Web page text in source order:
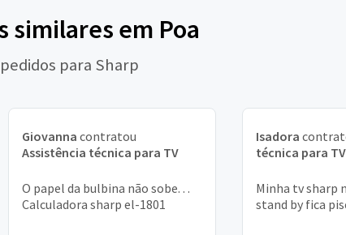
similares em Poa
para Sharp
Giovanna contratou
Assistência técnica para TV
O papel da bulbina não sobe. . .
Calculadora sharp el-1801
Isadora
técnica para TV
Minha tv sharp
stand by fica